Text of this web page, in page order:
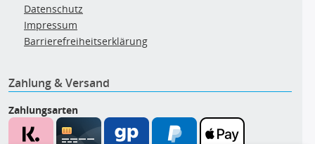
Datenschutz
Impressum
Barrierefreiheitserklärung
Zahlung & Versand
Zahlungsarten